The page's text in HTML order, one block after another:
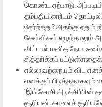
கொண்ட ஏற்பாடு.
தம்பதியினரிடம்
சேர்ந்தது? அதற்கு
கேள்விகள் எழுந்தாலும்
விட்டால் மனித நேய
சித்தரிக்கப்
எல்லாவற்றையும் விட
எனக்குப்
‘இங்கோசி அடிச்சி’யின்
சூரியன். காலைச்